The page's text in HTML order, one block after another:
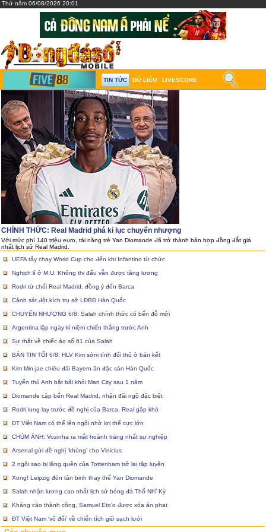
Thứ năm 06/08/2026 20:01
TIN TỨC DỮ LIỆU LIVESCORE
CHÍNH THỨC: Real Madrid phá kỉ lục chuyển nhượng
Với mức phí 140 triệu euro, tài năng trẻ Yan Diomande đã trở thành bản hợp đồng đắt giá
nhất lịch sử Real Madrid.
UEFA tẩy chay World Cup cho đến khi Infantino từ chức
Nghịch lí ở M.U: Không thi đấu vẫn được tăng lương
Rodri từ chối Real Madrid, đồng ý đến Barca
Cảnh sát đột kích trụ sở LĐBĐ Hàn Quốc
CHUYỂN NHƯỢNG 6/8: Salah chính thức có bến đỗ mới
Argentina lập ngày kỉ niệm chiến thắng trước Anh
Sự thật về chiếc áo số 61 của Salah
BẢN TIN TỐI 6/8: HLV Kim sớm tính đối thủ ở bán kết
Kim Min-jae chiêu đãi Bayern ăn đặc sản Hàn Quốc
Tuyển thủ Anh bật bãi khỏi Man City sau 1 năm
Diomande cập bến Real Madrid, nhận đãi ngộ đặc biệt
Rodri lung lay trước đề nghị của Barca, Real gặp khó
ĐT Việt Nam có thể lên ngôi nhờ lợi thế cực lớn
CHÙM ẢNH: Vozinha ra mắt hoành tráng nhất sự nghiệp
Arsenal gửi đề nghị ‘khủng’ cho Vinicius
2 ngôi sao bị lãng quên của Tottenham trở lại tập luyện
Xong! Leipzig đón tân binh thay thế Yan Diomande
Salah nhận lương cao nhất lịch sử bóng đá Thổ Nhĩ Kỳ
Kháng cáo thành công, Samuel Eto’o được xóa án phạt
ĐT Việt Nam ‘vô đối’ về chiến tích giữ sạch lưới